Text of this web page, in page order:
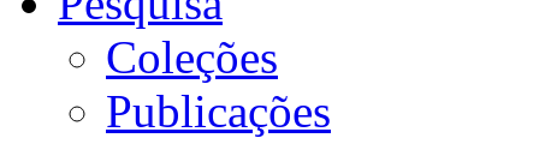
Coleções
Publicações